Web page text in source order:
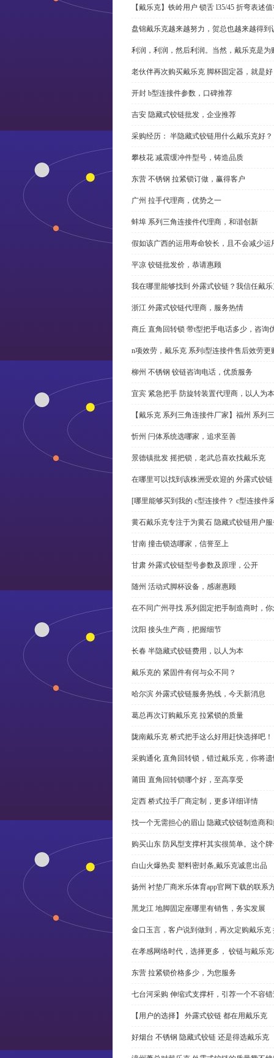
【戴乐克】铁岭用户 锁舌 l35/45 折弯表述
盘锦戴乐克越来越努力，贺总也越来越得到
利润，利润，然后利润。当然，戴乐克是为
老伙伴再次购买戴乐克 脚杯固定器，就是
开封 b型连接件参数，口碑推荐
吉安 隐藏式铰链批发，企业推荐
采购经历： 半隐藏式铰链用什么戴乐克好？
攀枝花 减震缓冲件型号，铸造品质
东营 不锈钢 拉紧锁订做，赢得客户
广州 拉手代理商，优势之一
蚌埠 系列三角连接件代理商，和谐创新
假如该广西的运用寿命较长，且不会减少
平凉 铰链批发价，恭请惠顾
我在哪里能够找到 外露式铰链？我信任戴
浙江 外露式铰链代理商，服务热情
商丘 直角回转锁 带t型把手电话多少，咨询
n项效劳，戴乐克 系列i型连接件售后效劳更
柳州 不锈钢 铰链咨询电话，优质服务
宜宾 紧急把手 防旋转装置代理商，以人为本
【戴乐克 系列三角连接件厂家】福州 系列
忻州 闩体系统选哪家，追求至善
景德镇批发 摇把锁，老武总喜欢找戴乐克
在哪里可以找到该株洲受欢迎的 外露式铰
[哪里能够买到我的 c型连接件？ c型连接件
黄石戴乐克专注于为黄石 隐藏式铰链用户
甘南 撞击锁选哪家，信誉至上
甘肃 外露式铰链型号参数及原理，公开
随州 活动式脚杯设备，感谢惠顾
在不同广州寻找 系列固定把手制造商时，
沈阳 接头生产商，把握细节
长春 半隐藏式铰链费用，以人为本
戴乐克的 紧固件有何与众不同？
哈尔滨 外露式铰链服务热线，今天新消息
葛总再次订购戴乐克 拉紧锁的质量
陇南戴乐克 桥式把手这么好用赶快选择吧！
采购通化 直角回转锁，错过戴乐克，你将
莆田 直角回转锁哪个好，至高享受
定西 桥式拉手厂商定制，更多详细详情
找一个无需担心的眉山 隐藏式铰链制造商
购买山东 防风型支撑杆其实很简单。这个
白山火爆热卖 塑料密封条,戴乐克诚意出品
扬州 衬垫厂商米乐体育app官网下载的联系
黑龙江 地脚固定座哪里有销售，务实发展
金口玉言，客户说到做到，再次定购戴乐克
在孝感网络时代，选择更多， 铰链与戴乐
东营 拉紧锁价格多少，为您服务
七台河采购 伸缩式支撑杆，引荐一个不容
【用户的选择】 外露式铰链 都在用戴乐克
好烟台 不锈钢 隐藏式铰链 还是得选戴乐克